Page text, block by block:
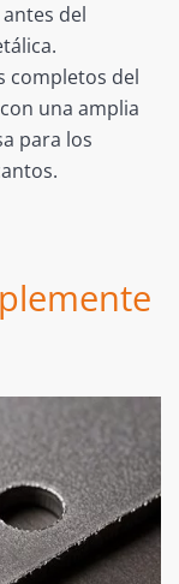
del
completos del
una amplia
para los